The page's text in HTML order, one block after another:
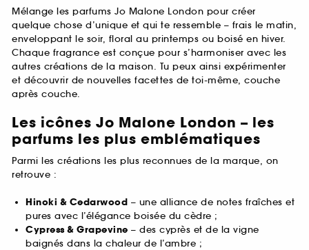
Mélange les parfums Jo Malone London pour créer
quelque chose d’unique et qui te ressemble – frais le matin,
enveloppant le soir, floral au printemps ou boisé en hiver.
Chaque fragrance est conçue pour s’harmoniser avec les
autres créations de la maison. Tu peux ainsi expérimenter
et découvrir de nouvelles facettes de toi-même, couche
après couche.
Les icônes Jo Malone London – les
parfums les plus emblématiques
Parmi les créations les plus reconnues de la marque, on
retrouve :
Hinoki & Cedarwood – une alliance de notes fraîches et
pures avec l’élégance boisée du cèdre ;
Cypress & Grapevine – des cyprès et de la vigne
baignés dans la chaleur de l’ambre ;